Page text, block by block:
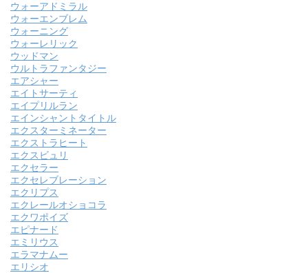
ウォーアドミラル
ウォーエンブレム
ウォーニング
ウォーレリック
ウッドマン
ウルトラファンタジー
エアシャー
エイトサーティ
エイプリルラン
エインシャントタイトル
エクスターミネーター
エクストラヒート
エクスビュリ
エクセラー
エクセレブレーション
エクリプス
エクレールオショコラ
エクワポイズ
エピナード
エミリウス
エラマナムー
エリシオ